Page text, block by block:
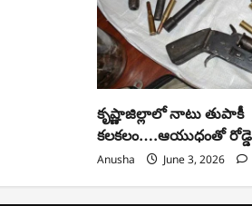
కృష్ణాజిల్లాలో నాటు తుపాకీ
కలకలం….ఆయుధంతో
Anusha June 3, 2026